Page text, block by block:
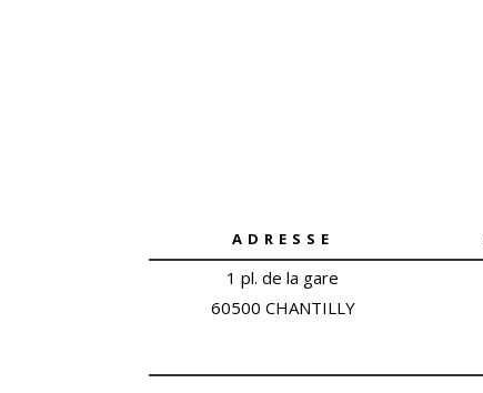
ADRESSE
1 pl. de la gare
60500 CHANTILLY